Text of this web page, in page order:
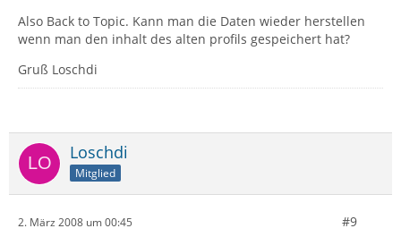
Also Back to Topic. Kann man die Daten wieder herstellen
wenn man den inhalt des alten profils gespeichert hat?
Gruß Loschdi
Loschdi
Mitglied
2. März 2008 um 00:45 #9